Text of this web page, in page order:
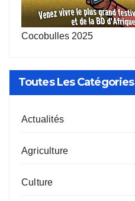
Cocobulles 2025
Toutes Les Catégories
Actualités
Agriculture
Culture